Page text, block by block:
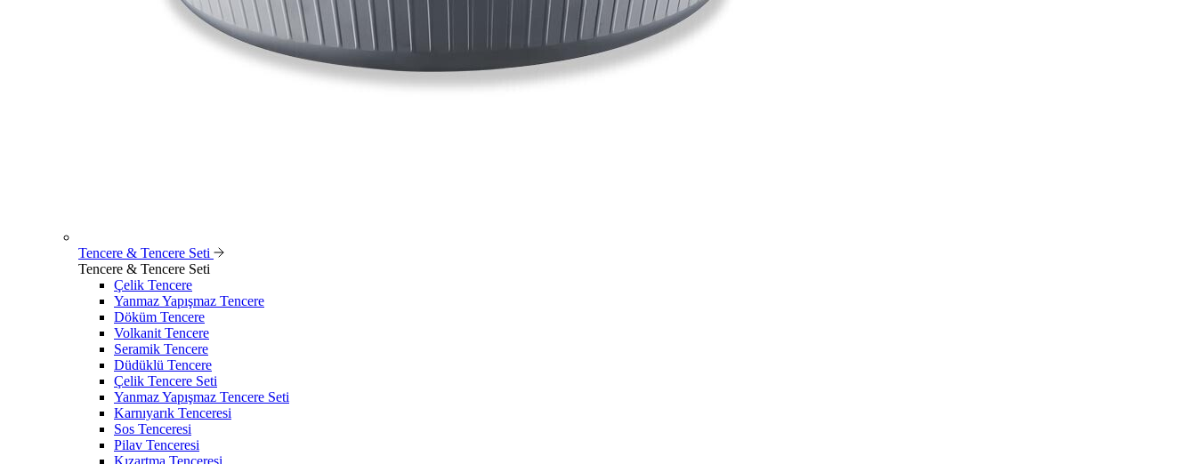
Tencere & Tencere Seti
Tencere & Tencere Seti
Çelik Tencere
Yanmaz Yapışmaz Tencere
Döküm Tencere
Volkanit Tencere
Seramik Tencere
Düdüklü Tencere
Çelik Tencere Seti
Yanmaz Yapışmaz Tencere Seti
Karnıyarık Tenceresi
Sos Tenceresi
Pilav Tenceresi
Kızartma Tenceresi